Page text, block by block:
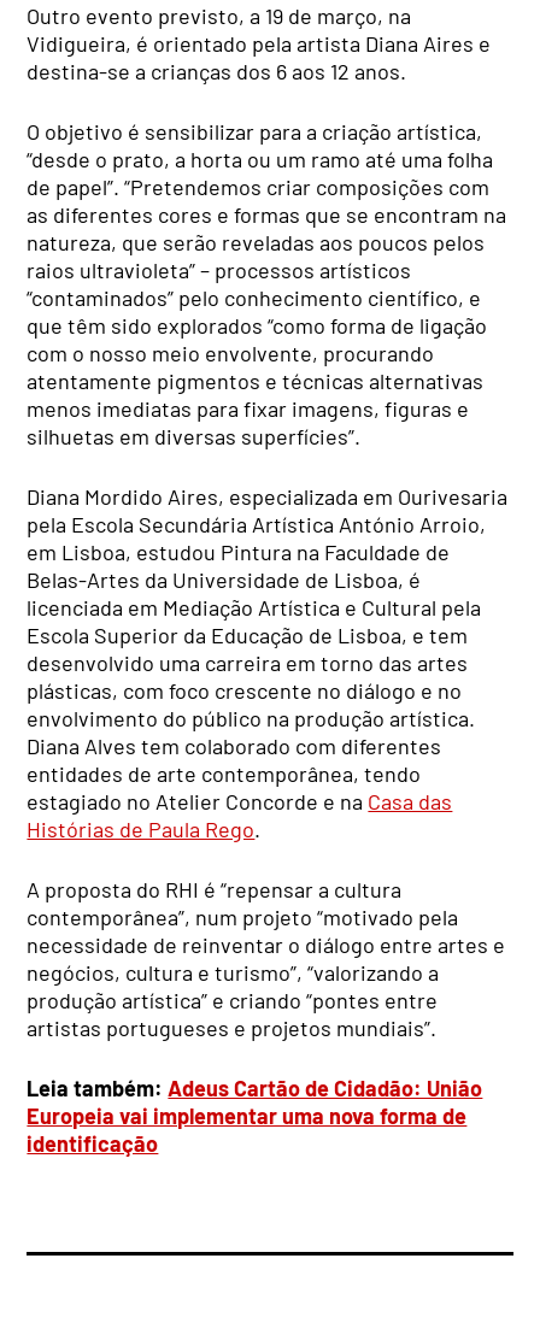
Outro evento previsto, a 19 de março, na
Vidigueira, é orientado pela artista Diana Aires e
destina-se a crianças dos 6 aos 12 anos.
O objetivo é sensibilizar para a criação artística,
“desde o prato, a horta ou um ramo até uma folha
de papel”. “Pretendemos criar composições com
as diferentes cores e formas que se encontram na
natureza, que serão reveladas aos poucos pelos
raios ultravioleta” – processos artísticos
“contaminados” pelo conhecimento científico, e
que têm sido explorados “como forma de ligação
com o nosso meio envolvente, procurando
atentamente pigmentos e técnicas alternativas
menos imediatas para fixar imagens, figuras e
silhuetas em diversas superfícies”.
Diana Mordido Aires, especializada em Ourivesaria
pela Escola Secundária Artística António Arroio,
em Lisboa, estudou Pintura na Faculdade de
Belas-Artes da Universidade de Lisboa, é
licenciada em Mediação Artística e Cultural pela
Escola Superior da Educação de Lisboa, e tem
desenvolvido uma carreira em torno das artes
plásticas, com foco crescente no diálogo e no
envolvimento do público na produção artística.
Diana Alves tem colaborado com diferentes
entidades de arte contemporânea, tendo
estagiado no Atelier Concorde e na Casa das
Histórias de Paula Rego.
A proposta do RHI é “repensar a cultura
contemporânea”, num projeto “motivado pela
necessidade de reinventar o diálogo entre artes e
negócios, cultura e turismo”, “valorizando a
produção artística” e criando “pontes entre
artistas portugueses e projetos mundiais”.
Leia também:Adeus Cartão de Cidadão: União
Europeia vai implementar uma nova forma de
identificação